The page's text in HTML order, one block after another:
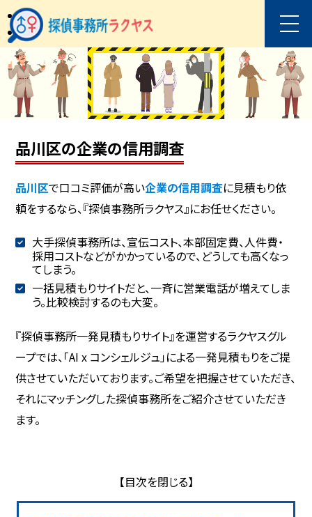
品川区の企業の信用調査
品川区で口コミ評価が高い企業の信用調査に見積もり依
頼をするなら、『探偵事務所ラクヤス』にお任せください。
大手探偵事務所は、宣伝コスト、本部固定費、人件費・
採用コストなどがかかっているので、どうしても高くなっ
てしまう。
一括見積もりサイトだと、一斉に営業電話が増えてしま
う。比較検討するのも大変。
『探偵事務所一発見積もりサイト』を運営するラクヤスグル
ープでは、「AI x コンシェルジュ」による一発見積もりをご提
供させていただいております。ご希望を把握させていただき、
それにマッチングした探偵事務所をご紹介させていただき
ます。